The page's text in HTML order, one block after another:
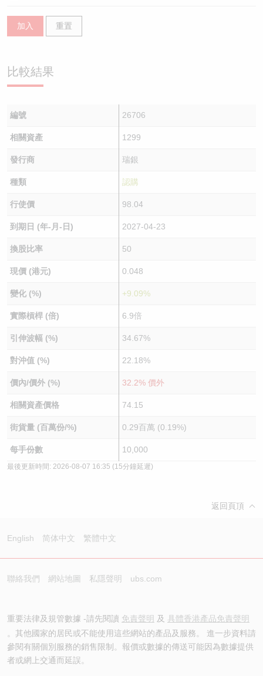
加入 重置
比較結果
編號 26706
相關資產 1299
發行商 瑞銀
種類 認購
行使價 98.04
到期日 (年-月-日) 2027-04-23
換股比率 50
現價 (港元) 0.048
變化 (%) +9.09%
實際槓桿 (倍) 6.9倍
引伸波幅 (%) 34.67%
對沖值 (%) 22.18%
價內/價外 (%) 32.2% 價外
相關資產價格 74.15
街貨量 (百萬份/%) 0.29百萬 (0.19%)
每手份數 10,000
最後更新時間: 2026-08-07 16:35 (15分鐘延遲)
返回頁頂
English 简体中文 繁體中文
聯絡我們 網站地圖 私隱聲明 ubs.com
重要法律及規管數據 -請先閱讀 免責聲明 及 具體香港產品免責聲明
。其他國家的居民或不能使用這些網站的產品及服務。 進一步資料請
參閱有關個別服務的銷售限制。報價或數據的傳送可能因為數據提供
者或網上交通而延誤。
牛熊證文件及公告 (瑞信)
收市競價變化